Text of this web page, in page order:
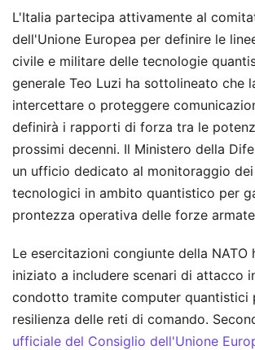
L'Italia partecipa attivamente al
dell'Unione Europea per definire le
civile e militare delle tecnologie
generale Teo Luzi ha sottolineato che
intercettare o proteggere
definirà i rapporti di forza tra le
prossimi decenni. Il Ministero della
un ufficio dedicato al monitoraggio
tecnologici in ambito quantistico per
prontezza operativa delle forze
Le esercitazioni congiunte della NATO
iniziato a includere scenari di attacco
condotto tramite computer quantistici
resilienza delle reti di comando.
ufficiale del Consiglio dell'Unione